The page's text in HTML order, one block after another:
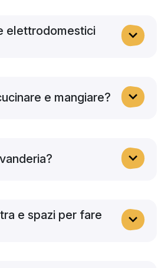
elettrodomestici
e mangiare?
e spazi per fare